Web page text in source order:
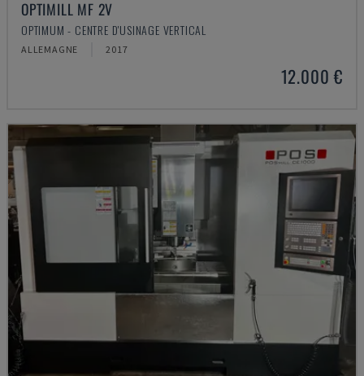
OPTIMILL MF 2V
OPTIMUM - CENTRE D'USINAGE VERTICAL
ALLEMAGNE 2017
12.000 €